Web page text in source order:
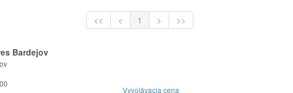
<< < 1 > >>
Bardejov
Vyvolávacia cena